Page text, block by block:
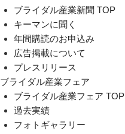
ブライダル産業新聞 TOP
キーマンに聞く
年間購読のお申込み
広告掲載について
プレスリリース
ブライダル産業フェア
ブライダル産業フェア TOP
過去実績
フォトギャラリー